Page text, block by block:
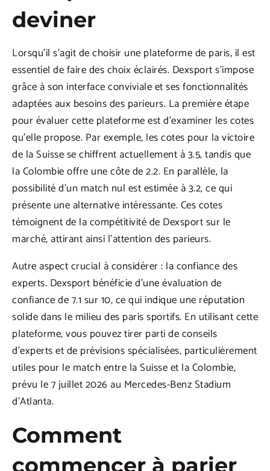
deviner
Lorsqu’il s’agit de choisir une plateforme de paris, il est
essentiel de faire des choix éclairés. Dexsport s’impose
grâce à son interface conviviale et ses fonctionnalités
adaptées aux besoins des parieurs. La première étape
pour évaluer cette plateforme est d’examiner les cotes
qu’elle propose. Par exemple, les cotes pour la victoire
de la Suisse se chiffrent actuellement à 3.5, tandis que
la Colombie offre une côte de 2.2. En parallèle, la
possibilité d’un match nul est estimée à 3.2, ce qui
présente une alternative intéressante. Ces cotes
témoignent de la compétitivité de Dexsport sur le
marché, attirant ainsi l’attention des parieurs.
Autre aspect crucial à considérer : la confiance des
experts. Dexsport bénéficie d’une évaluation de
confiance de 7.1 sur 10, ce qui indique une réputation
solide dans le milieu des paris sportifs. En utilisant cette
plateforme, vous pouvez tirer parti de conseils
d’experts et de prévisions spécialisées, particulièrement
utiles pour le match entre la Suisse et la Colombie,
prévu le 7 juillet 2026 au Mercedes-Benz Stadium
d’Atlanta.
Comment
commencer à parier